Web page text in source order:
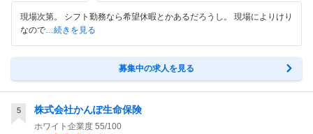
現場次第。 シフト勤務なら希望休暇とかあるだろうし。 現場によりけり
なので …続きを見る
募集中の求人を見る
5 株式会社かんぽ生命保険
ホワイト企業度 55/100